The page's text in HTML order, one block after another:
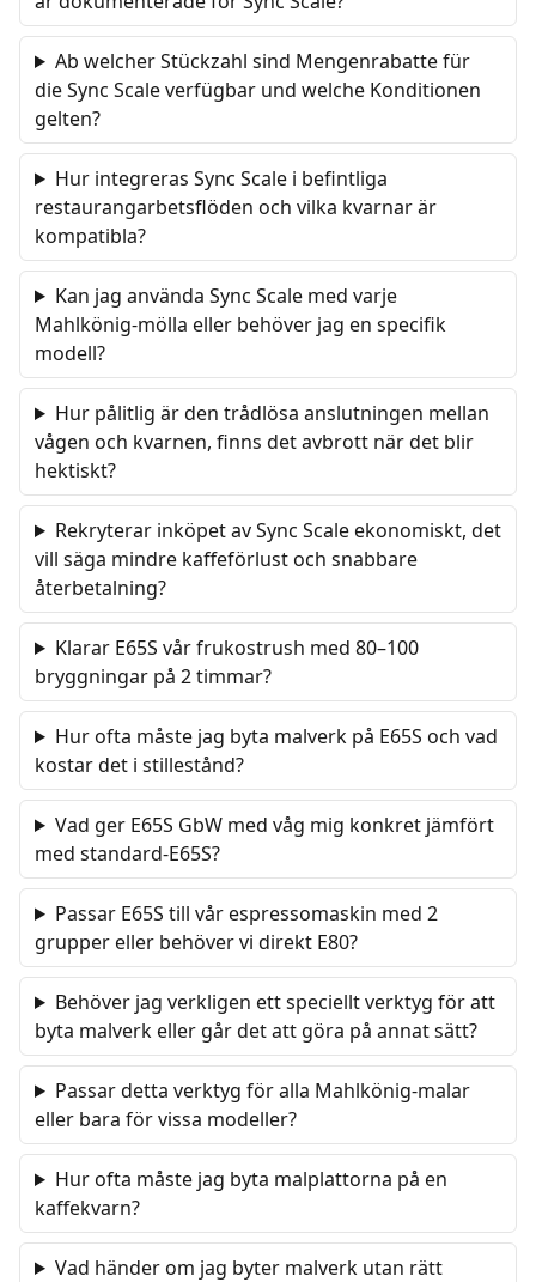
Ab welcher Stückzahl sind Mengenrabatte für
die Sync Scale verfügbar und welche Konditionen
gelten?
Hur integreras Sync Scale i befintliga
restaurangarbetsflöden och vilka kvarnar är
kompatibla?
Kan jag använda Sync Scale med varje
Mahlkönig-mölla eller behöver jag en specifik
modell?
Hur pålitlig är den trådlösa anslutningen mellan
vågen och kvarnen, finns det avbrott när det blir
hektiskt?
Rekryterar inköpet av Sync Scale ekonomiskt, det
vill säga mindre kaffeförlust och snabbare
återbetalning?
Klarar E65S vår frukostrush med 80–100
bryggningar på 2 timmar?
Hur ofta måste jag byta malverk på E65S och vad
kostar det i stillestånd?
Vad ger E65S GbW med våg mig konkret jämfört
med standard-E65S?
Passar E65S till vår espressomaskin med 2
grupper eller behöver vi direkt E80?
Behöver jag verkligen ett speciellt verktyg för att
byta malverk eller går det att göra på annat sätt?
Passar detta verktyg för alla Mahlkönig-malar
eller bara för vissa modeller?
Hur ofta måste jag byta malplattorna på en
kaffekvarn?
Vad händer om jag byter malverk utan rätt